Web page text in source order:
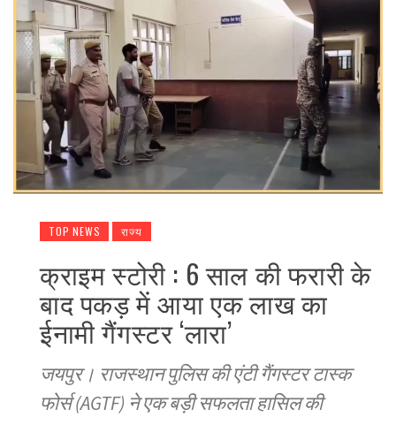
TOP NEWS राज्य
क्राइम स्टोरी : 6 साल की फरारी के
बाद पकड़ में आया एक लाख का
ईनामी गैंगस्टर ‘लारा’
जयपुर। राजस्थान पुलिस की एंटी गैंगस्टर टास्क
फोर्स (AGTF) ने एक बड़ी सफलता हासिल की